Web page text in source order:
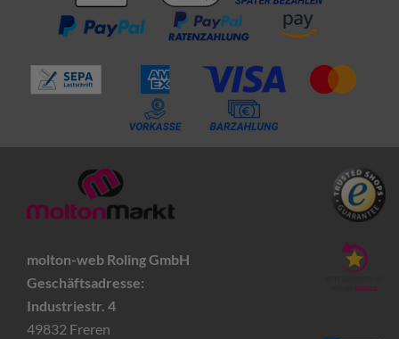
molton-web Roling GmbH
Geschäftsadresse:
Industriestr. 4
49832 Freren